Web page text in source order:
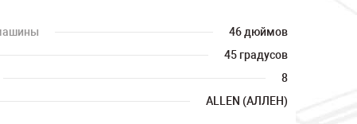
46 дюймов
45 градусов
8
ALLEN (АЛЛЕН)